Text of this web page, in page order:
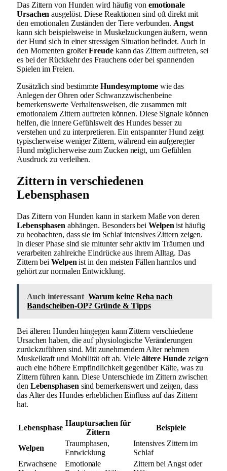
Das Zittern von Hunden wird häufig von emotionale
Ursachen ausgelöst. Diese Reaktionen sind oft direkt mit
den emotionalen Zuständen der Tiere verbunden. Angst
kann sich beispielsweise in Muskelzuckungen äußern, wenn
der Hund sich in einer stressigen Situation befindet. Auch in
den Momenten großerFreudekann das Zittern auftreten, sei
es bei der Rückkehr des Frauchens oder bei spannenden
Spielen im Freien.
Zusätzlich sind bestimmte Hundesymptomewie das
Anlegen der Ohren oder Schwanzzwischenbeine
bemerkenswerte Verhaltensweisen, die zusammen mit
emotionalem Zittern auftreten können. Diese Signale können
helfen, die innere Gefühlswelt des Hundes besser zu
verstehen und zu interpretieren. Ein entspannter Hund zeigt
typischerweise weniger Zittern, während ein aufgeregter
Hund möglicherweise zum Zucken neigt, um Gefühlen
Ausdruck zu verleihen.
Zittern in verschiedenen
Lebensphasen
Das Zittern von Hunden kann in starkem Maße von deren
Lebensphasen abhängen. Besonders beiWelpen ist häufig
zu beobachten, dass sie im Schlaf intensives Zittern zeigen.
In dieser Phase sind sie mitunter sehr aktiv im Träumen und
verarbeiten zahlreiche Eindrücke aus ihrem Alltag. Das
Zittern beiWelpen ist in den meisten Fällen harmlos und
gehört zur normalen Entwicklung.
Auch interessant Warum keine Reha nach
Bandscheiben-OP? Gründe & Tipps
Bei älteren Hunden hingegen kann Zittern verschiedene
Ursachen haben, die auf physiologische Veränderungen
zurückzuführen sind. Mit zunehmendem Alter nehmen
Muskelkraft und Mobilität oft ab. Viele ältere Hundezeigen
auch eine höhere Empfindlichkeit gegenüber Kälte, was zu
Zittern führen kann. Diese Unterschiede im Zittern zwischen
den Lebensphasen sind bemerkenswert und zeigen, dass
das Alter des Hundes erheblichen Einfluss auf das Zittern
hat.
Lebensphase
Hauptursachen für
Zittern
Beispiele
Welpen
Traumphasen,
Entwicklung
Intensives Zittern im
Schlaf
Erwachsene
Emotionale
Zittern bei Angst oder